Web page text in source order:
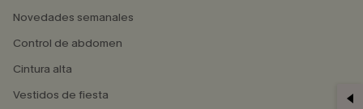
Novedades semanales
Control de abdomen
Cintura alta
Vestidos de fiesta